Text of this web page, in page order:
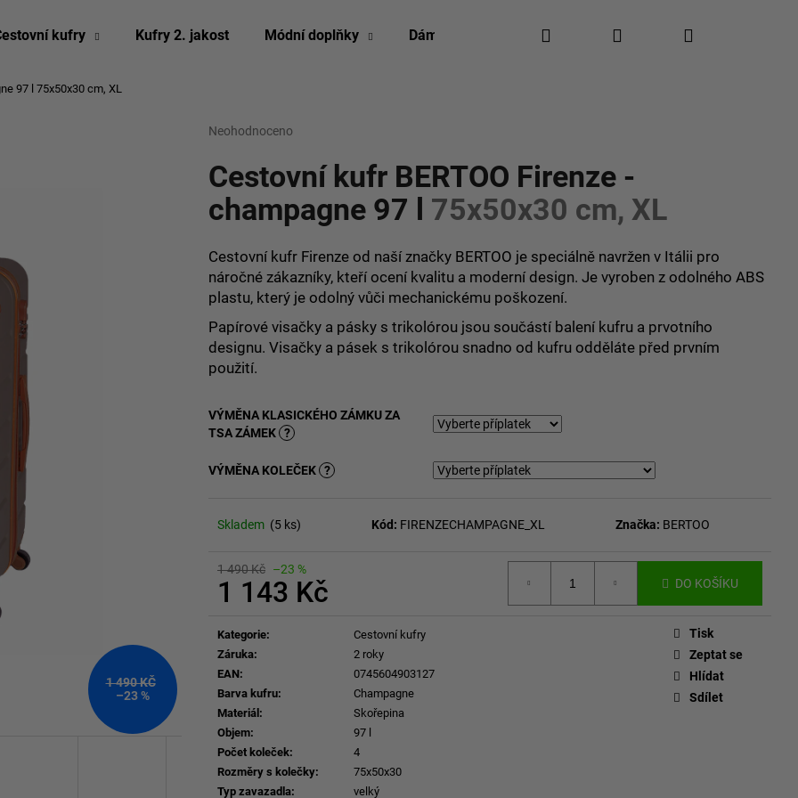
kufry Kufry 2. jakost Módní doplňky Dámská móda Pánská móda Kontakty
Přihlášení
97 l 75x50x30 cm, XL
Průměrné
produktu
je
z
hvězdiček.
Neohodnoceno
Cestovní kufr BERTOO Firenze -
champagne 97 l 75x50x30 cm, XL
Cestovní kufr Firenze od naší značky BERTOO je speciálně navržen v Itálii pro
náročné zákazníky, kteří ocení kvalitu a moderní design. Je vyroben z odolného ABS
plastu, který je odolný vůči mechanickému poškození.
Papírové visačky a pásky s trikolórou jsou součástí balení kufru a prvotního
designu. Visačky a pásek s trikolórou snadno od kufru odděláte před prvním
použití.
VÝMĚNA KLASICKÉHO ZÁMKU ZA
TSA ZÁMEK ?
VÝMĚNA KOLEČEK ?
Skladem (5 ks) Kód: FIRENZECHAMPAGNE_XL Značka: BERTOO
1 490 Kč –23 %
1 143 Kč
cena:
DO KOŠÍKU
Kategorie:
Cestovní kufry
Záruka:
2 roky
EAN:
0745604903127
Barva kufru:
Champagne
Materiál:
Skořepina
Objem:
97 l
Počet koleček:
4
Rozměry s kolečky:
75x50x30
Typ zavazadla:
velký
Tisk
Zeptat se
Hlídat
Sdílet
1 490 KČ
–23 %
Co potřebujete najít?
HLEDAT